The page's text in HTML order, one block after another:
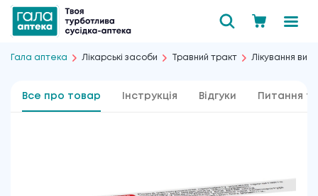
Гала аптека Лікарські засоби Травний тракт Лікування
Все про товар Інструкція Відгуки Питання та